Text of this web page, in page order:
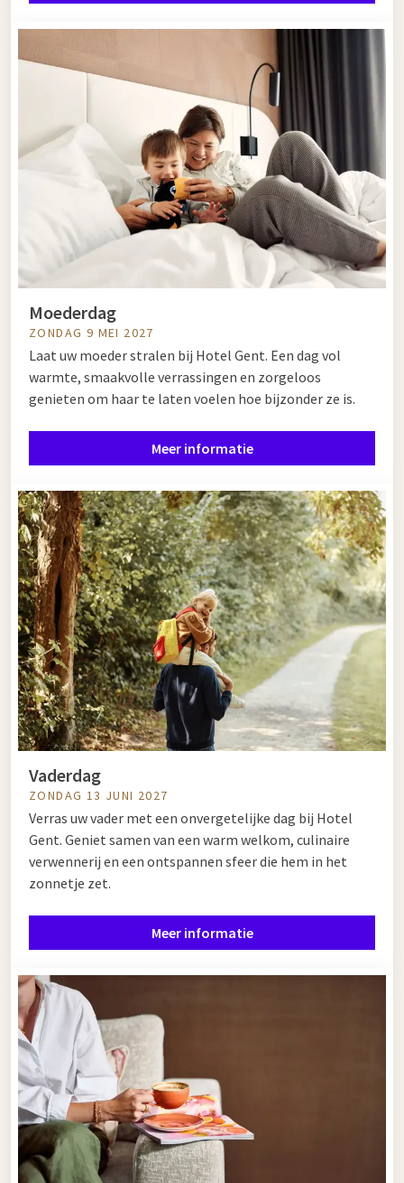
Moederdag
ZONDAG 9 MEI 2027
Laat uw moeder stralen bij Hotel Gent. Een dag vol
warmte, smaakvolle verrassingen en zorgeloos
genieten om haar te laten voelen hoe bijzonder ze is.
Meer informatie
Vaderdag
ZONDAG 13 JUNI 2027
Verras uw vader met een onvergetelijke dag bij Hotel
Gent. Geniet samen van een warm welkom, culinaire
verwennerij en een ontspannen sfeer die hem in het
zonnetje zet.
Meer informatie